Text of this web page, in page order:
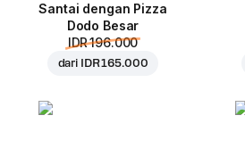
Santai dengan Pizza
Dodo Besar
IDR 196.000
dari IDR 165.000